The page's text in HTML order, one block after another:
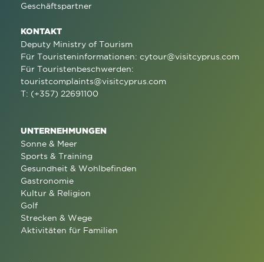
Geschäftspartner
KONTAKT
Deputy Ministry of Tourism
Für Touristeninformationen: cytour@visitcyprus.com
Für Touristenbeschwerden:
touristcomplaints@visitcyprus.com
T: (+357) 22691100
UNTERNEHMUNGEN
Sonne & Meer
Sports & Training
Gesundheit & Wohlbefinden
Gastronomie
Kultur & Religion
Golf
Strecken & Wege
Aktivitäten für Familien